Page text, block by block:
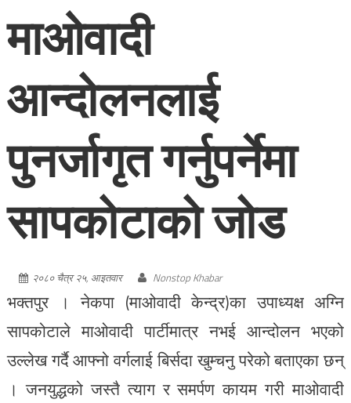
माओवादी
आन्दोलनलाई
पुनर्जागृत गर्नुपर्नेमा
सापकोटाको जोड
२०८० चैत्र २५, आइतवार Nonstop Khabar
भक्तपुर । नेकपा (माओवादी केन्द्र)का उपाध्यक्ष अग्नि
सापकोटाले माओवादी पार्टीमात्र नभई आन्दोलन भएको
उल्लेख गर्दै आफ्नो वर्गलाई बिर्सदा खुम्चनु परेको बताएका छन्
। जनयुद्धको जस्तै त्याग र समर्पण कायम गरी माओवादी